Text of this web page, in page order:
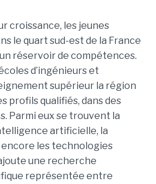
croissance, les jeunes
le quart sud-est de la France
réservoir de compétences.
d’ingénieurs et
supérieur la région
profils qualifiés, dans des
Parmi eux se trouvent la
artificielle, la
les technologies
une recherche
représentée entre